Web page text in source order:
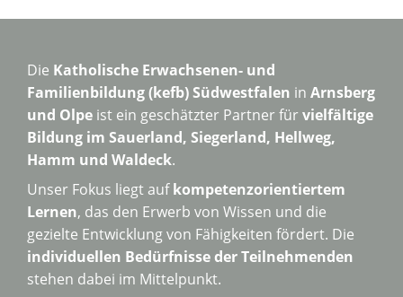
Die Katholische Erwachsenen- und
Familienbildung (kefb) Südwestfalen in Arnsberg
und Olpe ist ein geschätzter Partner fürvielfältige
Bildung im Sauerland, Siegerland, Hellweg,
Hamm und Waldeck.
Unser Fokus liegt aufkompetenzorientiertem
Lernen, das den Erwerb von Wissen und die
gezielte Entwicklung von Fähigkeiten fördert. Die
individuellen Bedürfnisse der Teilnehmenden
stehen dabei im Mittelpunkt.